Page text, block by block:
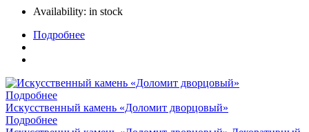
Availability: in stock
Подробнее
Подробнее
Искусственный камень «Доломит дворцовый»
Подробнее